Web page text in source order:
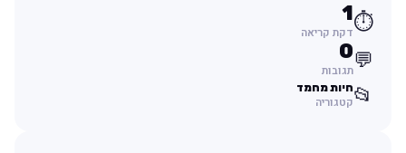
⏱️
1
דקת קריאה
💬
0
תגובות
📂חיות מחמד
קטגוריה